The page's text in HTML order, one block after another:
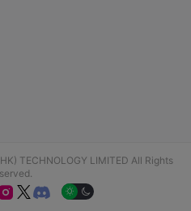
TECHNOLOGY LIMITED All Rights
 